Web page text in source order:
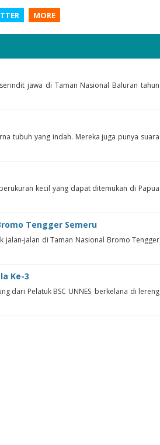
MORE
jawa di Taman Nasional Baluran tahun
tubuh yang indah. Mereka juga punya suara
kecil yang dapat ditemukan di Papua
Tengger Semeru
jalan-jalan di Taman Nasional Bromo Tengger
Ke-3
dari Pelatuk BSC UNNES berkelana di lereng